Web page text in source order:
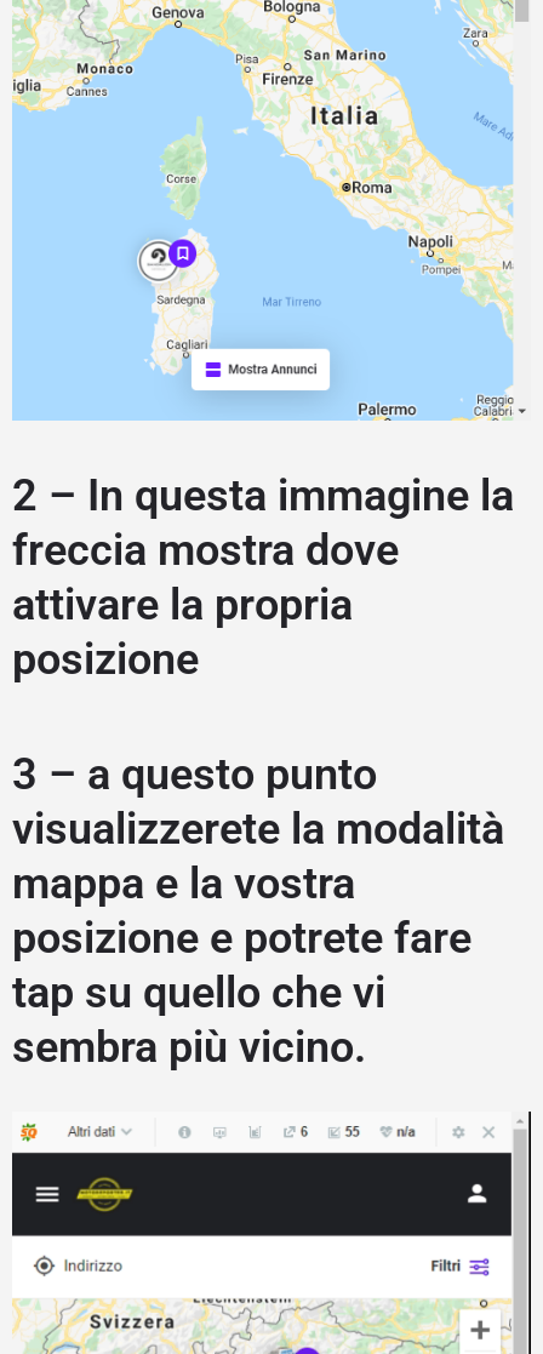
2 – In questa immagine la
freccia mostra dove
attivare la propria
posizione
3 – a questo punto
visualizzerete la modalità
mappa e la vostra
posizione e potrete fare
tap su quello che vi
sembra più vicino.